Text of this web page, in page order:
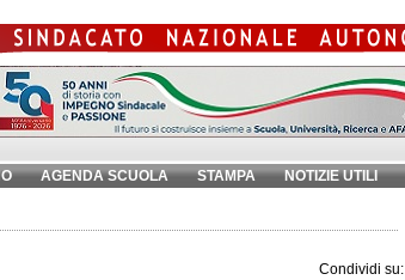
AGENDA SCUOLA STAMPA NOTIZIE UTILI
Condividi su: